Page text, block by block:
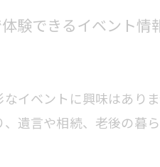
験できるイベント情
イベントに興味はあり
遺言や相続、老後の暮